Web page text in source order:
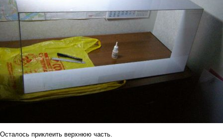
Осталось приклеить верхнюю часть.